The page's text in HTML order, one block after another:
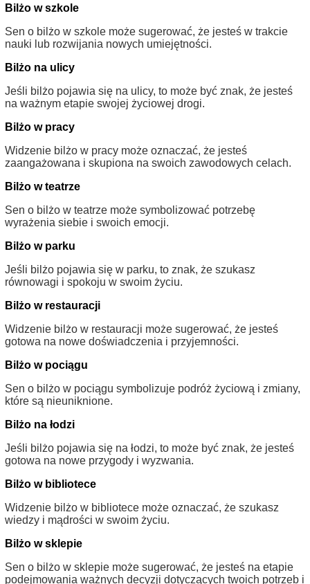
Bilżo w szkole
Sen o bilżo w szkole może sugerować, że jesteś w trakcie
nauki lub rozwijania nowych umiejętności.
Bilżo na ulicy
Jeśli bilżo pojawia się na ulicy, to może być znak, że jesteś
na ważnym etapie swojej życiowej drogi.
Bilżo w pracy
Widzenie bilżo w pracy może oznaczać, że jesteś
zaangażowana i skupiona na swoich zawodowych celach.
Bilżo w teatrze
Sen o bilżo w teatrze może symbolizować potrzebę
wyrażenia siebie i swoich emocji.
Bilżo w parku
Jeśli bilżo pojawia się w parku, to znak, że szukasz
równowagi i spokoju w swoim życiu.
Bilżo w restauracji
Widzenie bilżo w restauracji może sugerować, że jesteś
gotowa na nowe doświadczenia i przyjemności.
Bilżo w pociągu
Sen o bilżo w pociągu symbolizuje podróż życiową i zmiany,
które są nieuniknione.
Bilżo na łodzi
Jeśli bilżo pojawia się na łodzi, to może być znak, że jesteś
gotowa na nowe przygody i wyzwania.
Bilżo w bibliotece
Widzenie bilżo w bibliotece może oznaczać, że szukasz
wiedzy i mądrości w swoim życiu.
Bilżo w sklepie
Sen o bilżo w sklepie może sugerować, że jesteś na etapie
podejmowania ważnych decyzji dotyczących twoich potrzeb i